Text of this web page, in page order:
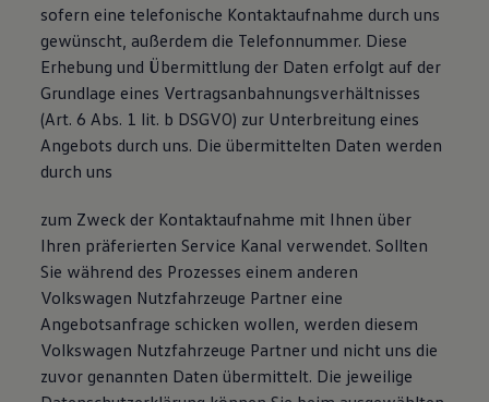
sofern eine telefonische Kontaktaufnahme durch uns
gewünscht, außerdem die Telefonnummer. Diese
Erhebung und Übermittlung der Daten erfolgt auf der
Grundlage eines Vertragsanbahnungsverhältnisses
(Art. 6 Abs. 1 lit. b DSGVO) zur Unterbreitung eines
Angebots durch uns. Die übermittelten Daten werden
durch uns
zum Zweck der Kontaktaufnahme mit Ihnen über
Ihren präferierten Service Kanal verwendet. Sollten
Sie während des Prozesses einem anderen
Volkswagen Nutzfahrzeuge Partner eine
Angebotsanfrage schicken wollen, werden diesem
Volkswagen Nutzfahrzeuge Partner und nicht uns die
zuvor genannten Daten übermittelt. Die jeweilige